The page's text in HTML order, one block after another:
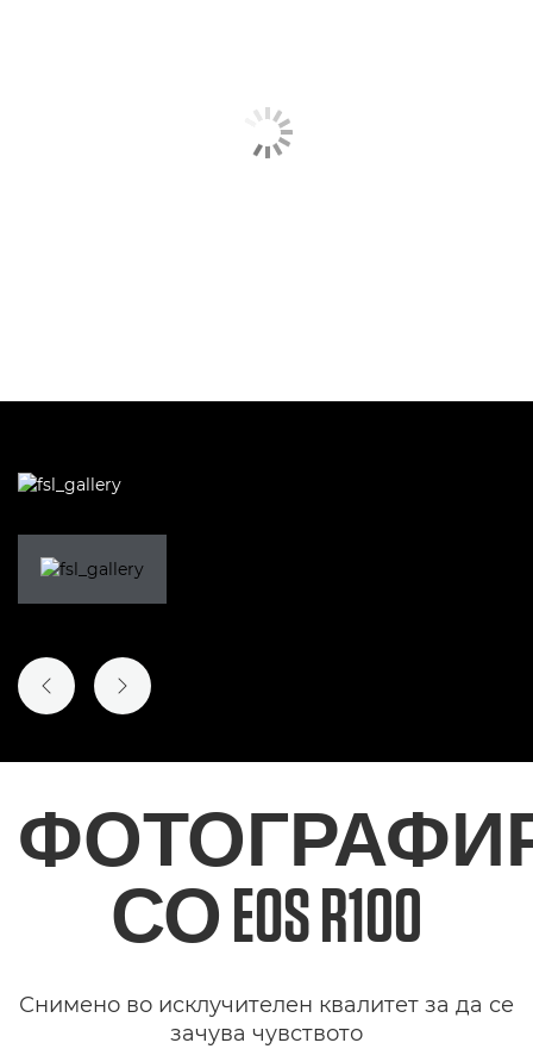
ПРЕТХОДЕН СЛАЈД
СЛЕДЕН СЛАЈД
СОEOS R100
Снимено во исклучителен квалитет за да се
зачува чувството